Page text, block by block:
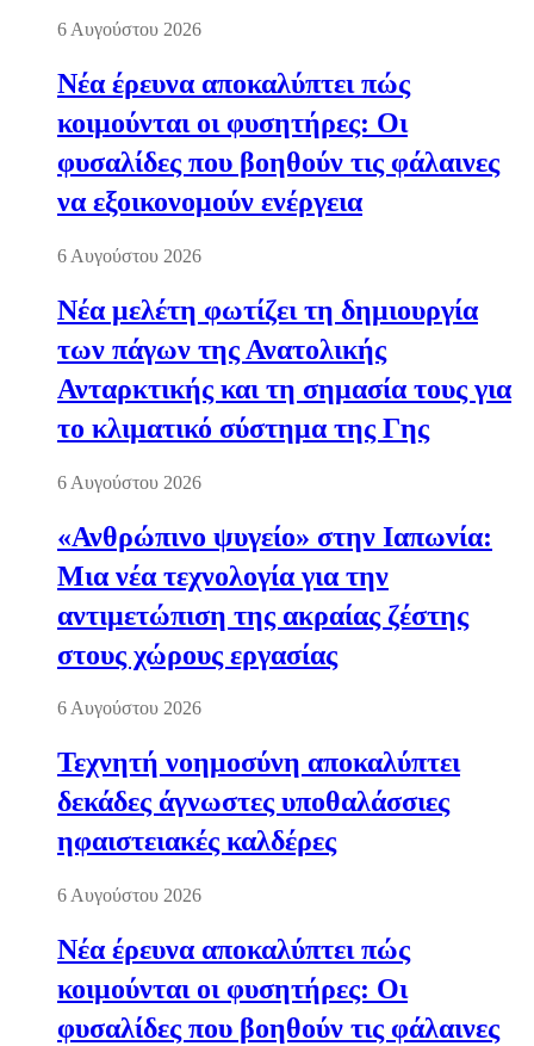
6 Αυγούστου 2026
Νέα έρευνα αποκαλύπτει πώς
κοιμούνται οι φυσητήρες: Οι
φυσαλίδες που βοηθούν τις φάλαινες
να εξοικονομούν ενέργεια
6 Αυγούστου 2026
Νέα μελέτη φωτίζει τη δημιουργία
των πάγων της Ανατολικής
Ανταρκτικής και τη σημασία τους για
το κλιματικό σύστημα της Γης
6 Αυγούστου 2026
«Ανθρώπινο ψυγείο» στην Ιαπωνία:
Μια νέα τεχνολογία για την
αντιμετώπιση της ακραίας ζέστης
στους χώρους εργασίας
6 Αυγούστου 2026
Τεχνητή νοημοσύνη αποκαλύπτει
δεκάδες άγνωστες υποθαλάσσιες
ηφαιστειακές καλδέρες
6 Αυγούστου 2026
Νέα έρευνα αποκαλύπτει πώς
κοιμούνται οι φυσητήρες: Οι
φυσαλίδες που βοηθούν τις φάλαινες